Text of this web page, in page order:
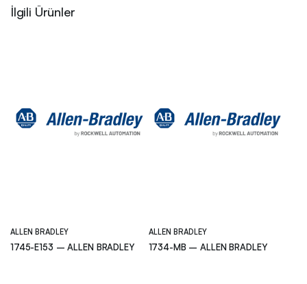
İlgili Ürünler
ALLEN BRADLEY
1745-E153 – ALLEN BRADLEY
ALLEN BRADLEY
1734-MB – ALLEN BRADLEY